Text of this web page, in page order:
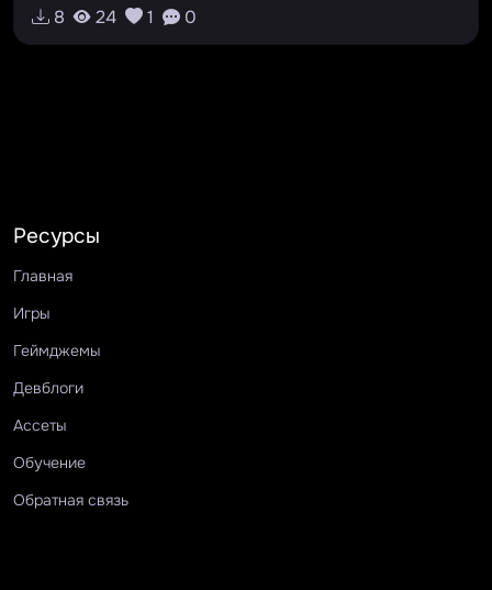
#кликер
8 24 1 0
Ресурсы
Главная
Игры
Геймджемы
Девблоги
Ассеты
Обучение
Обратная связь